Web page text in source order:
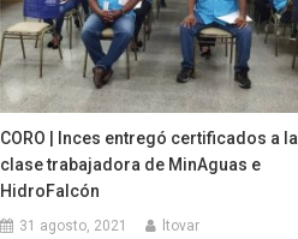
CORO | Inces entregó certificados a la
clase trabajadora de MinAguas e
HidroFalcón
31 agosto, 2021 ltovar